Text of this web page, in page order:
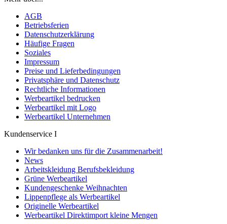
AGB
Betriebsferien
Datenschutzerklärung
Häufige Fragen
Soziales
Impressum
Preise und Lieferbedingungen
Privatsphäre und Datenschutz
Rechtliche Informationen
Werbeartikel bedrucken
Werbeartikel mit Logo
Werbeartikel Unternehmen
Kundenservice I
Wir bedanken uns für die Zusammenarbeit!
News
Arbeitskleidung Berufsbekleidung
Grüne Werbeartikel
Kundengeschenke Weihnachten
Lippenpflege als Werbeartikel
Originelle Werbeartikel
Werbeartikel Direktimport kleine Mengen